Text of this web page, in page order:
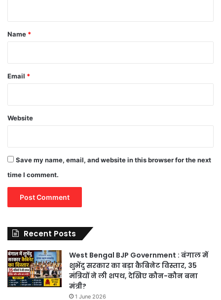
*
Name *
Email *
Website
Save my name, email, and website in this browser for the next
time I comment.
Recent Posts
West Bengal BJP Government : बंगाल में
शुभेंदु सरकार का बड़ा कैबिनेट विस्तार, 35
मंत्रियों ने ली शपथ, देखिए कौन-कौन बना
मंत्री?
1 June 2026